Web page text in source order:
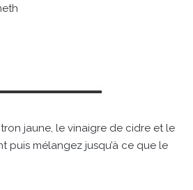
jaune, le vinaigre de cidre et le
puis mélangez jusqu’à ce que le